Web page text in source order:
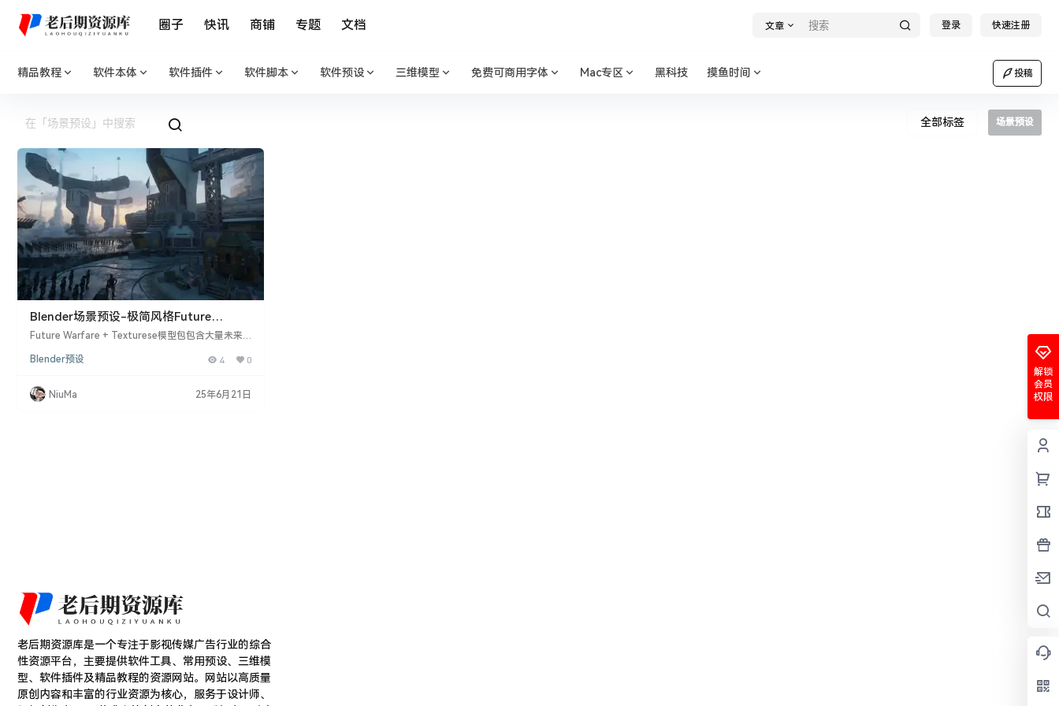
圈子 快讯 商铺 专题 文档 文章 登录 快速注册
精品教程 软件本体 软件插件 软件脚本 软件预设 三维模型 免费可商用字体 Mac专区 黑科技 摸鱼时间 投稿
全部标签 场景预设
Blender场景预设-极简风格Future
Warfare + Textures模型打造未来科幻军
Future Warfare + Texturese模型包包含大量未来
题材的3D场景。 Blender介绍 该模型包提供了: 多种
油罐和障碍模型 逃生舱等细节模型 4K贴图材质资源
使用该资源包,用户可以便捷地建立起极简未来主义风
Blender预设 4 0
NiuMa 25年6月21日
解锁
会员
权限
老后期资源库是一个专注于影视传媒广告行业的综合
性资源平台，主要提供软件工具、常用预设、三维模
型、软件插件及精品教程的资源网站。网站以高质量
原创内容和丰富的行业资源为核心，服务于设计师、